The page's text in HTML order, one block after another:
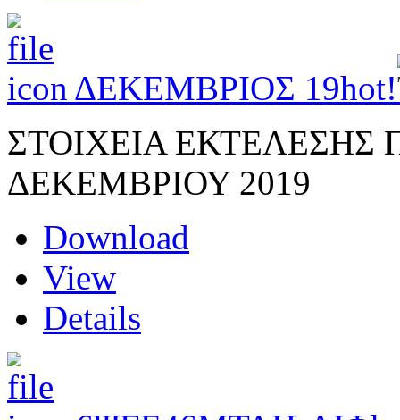
ΔΕΚΕΜΒΡΙΟΣ 19hot!
ΣΤΟΙΧΕΙΑ
ΔΕΚΕΜΒΡΙΟΥ 2019
Download
View
Details